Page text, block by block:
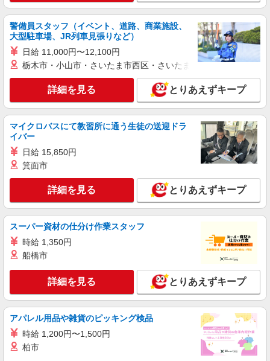
派遣社員
株式会社kotrio /●SW-H2-2099168
レア＊欠員により急募！シニア向けマンション
で生活サポート
時給1650円〜2312円 ＜日払い有/週払い有/交
中野区内 ≪最寄駅：新江古田≫
キープ 詳細を見る
派遣社員
（株）ウィルオブ・ワークCW 新宿支店/ms130101
時給1800円 ◆前払い・日払い・週払いOK
キープ
派遣社員
高齢者向けマンションstaff
時給1800円 ◆前払い・日払い・週払いOK
東京都中野区
キープ 詳細を見る
警備員スタッフ（イベント、道路、商業施設、
大型駐車場、JR列車見張りなど）
日給 11,000円〜12,100円
栃木市・小山市・さいたま市西区・さいたま市岩槻区・久喜市・
詳細を見る とりあえずキープ
マイクロバスにて教習所に通う生徒の送迎ドラ
イバー
日給 15,850円
箕面市
詳細を見る とりあえずキープ
スーパー資材の仕分け作業スタッフ
時給 1,350円
船橋市
詳細を見る とりあえずキープ
アパレル用品や雑貨のピッキング検品
時給 1,200円〜1,500円
柏市